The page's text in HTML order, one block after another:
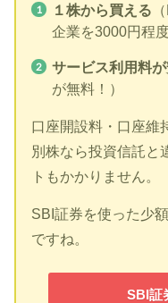
１株から買える
企業を3000円程
サービス利用料
が無料！）
口座開設料・口座維
別株なら投資信託と
トもかかりません。
SBI証券を使った少
ですね。
SBI証